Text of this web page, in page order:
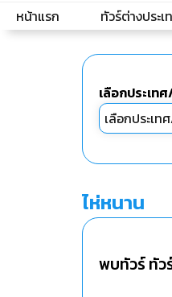
หน้าแรก ทัวร์ต่างประเ
เลือกประเท
ไห่หนาน
พบทัวร์ ทัว